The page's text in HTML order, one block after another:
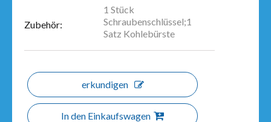
Zubehör:
1 Stück
Schraubenschlüssel;1
Satz Kohlebürste
erkundigen
In den Einkaufswagen